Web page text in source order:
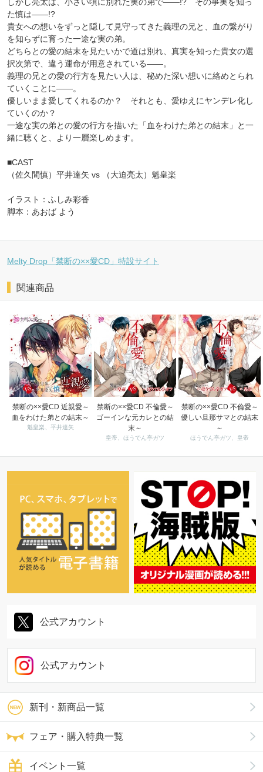
た慎は――!?
貴女への想いをずっと隠して見守ってきた義理の兄と、血の繋がり
を知らずに育った一途な実の弟。
どちらとの愛の結末を見たいかで道は別れ、真実を知った貴女の選
択次第で、違う運命が用意されている――。
義理の兄との愛の行方を見たい人は、秘めた深い想いに絡めとられ
ていくことに――。
優しいまま愛してくれるのか？ それとも、愛ゆえにヤンデレ化し
ていくのか？
一途な実の弟との愛の行方を描いた「血をわけた弟との結末」と一
緒に聴くと、より一層楽しめます。
■CAST
（佐久間慎）平井達矢 vs （大迫亮太）魁皇楽
イラスト：ふしみ彩香
脚本：あおば よう
Melty Drop「禁断の××愛CD」特設サイト
関連商品
禁断の××愛CD 近親愛～
血をわけた弟との結末～
魁皇楽、平井達矢
禁断の××愛CD 不倫愛～
ゴーインな元カレとの結
末～
皇帝、ほうでん亭ガツ
禁断の××愛CD 不倫愛～
優しい旦那サマとの結末
～
ほうでん亭ガツ、皇帝
新刊・新商品一覧
フェア・購入特典一覧
イベント一覧
公式アカウント
公式アカウント